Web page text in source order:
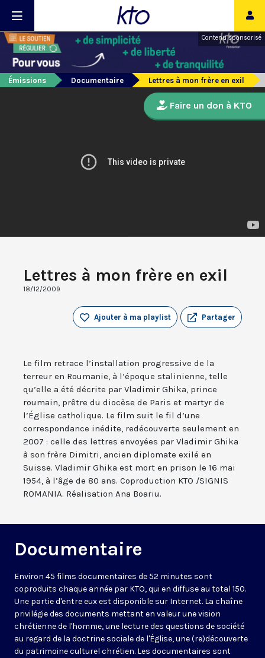
Contenu sponsorisé
Émissions Documentaire Lettres à mon frère en exil
Lettres à mon frère en exil
18/12/2009
Partager
Ajouter à ma playlist
Le film retrace l’installation progressive de la
terreur en Roumanie, à l’époque stalinienne, telle
qu’elle a été décrite par Vladimir Ghika, prince
roumain, prêtre du diocèse de Paris et martyr de
l’Église catholique. Le film suit le fil d’une
correspondance inédite, redécouverte seulement en
2007 : celle des lettres envoyées par Vladimir Ghika
à son frère Dimitri, ancien diplomate exilé en
Suisse. Vladimir Ghika est mort en prison le 16 mai
1954, à l’âge de 80 ans. Coproduction KTO /SIGNIS
ROMANIA. Réalisation Ana Boariu.
Documentaire
Environ 45 films documentaires de 52 minutes sont
coproduits chaque année par KTO, qui en diffuse au total 150.
Une partie d'entre eux est disponible sur Internet. La chaîne
privilégie des documents mettant en valeur une vision
chrétienne de l'homme, une lecture des questions de société
au regard de la doctrine sociale de l'Église, une (re)découverte
du patrimoine culturel chrétien. Les documentaires sont
Faire un don à KTO